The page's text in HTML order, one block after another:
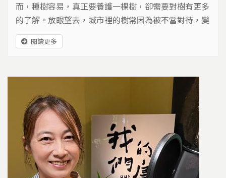
而，種樹容易，真正要養護一棵樹，卻需要對樹有更多
的了解。放眼望去，城市裡的樹常因為被不當對待，變
得枯損衰敗，久而久之成了危樹，或者因為各種工程，
被粗暴移除、移植。究竟該如何規劃，人和樹才能在城
閱讀更多